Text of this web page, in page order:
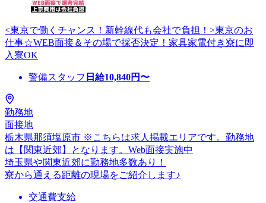
<東京で働くチャンス！新幹線代も会社で負担！>東京のお
仕事☆WEB面接＆その場で採否決定！家具家電付き寮に即
入寮OK
警備スタッフ 日給10,840円〜
勤務地
面接地
栃木県那須塩原市 ※こちらは求人掲載エリアです。勤務地
は【関東近郊】となります。Web面接実施中
埼玉県や関東近郊に勤務地多数あり！
寮から通える距離の現場をご紹介します♪
交通費支給